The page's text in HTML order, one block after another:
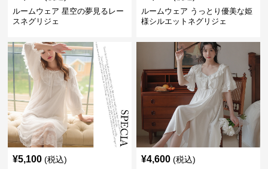
ルームウェア 星空の夢見るレー
スネグリジェ
ルームウェア うっとり優美な姫
様シルエットネグリジェ
¥5,100 (税込) ¥4,600 (税込)